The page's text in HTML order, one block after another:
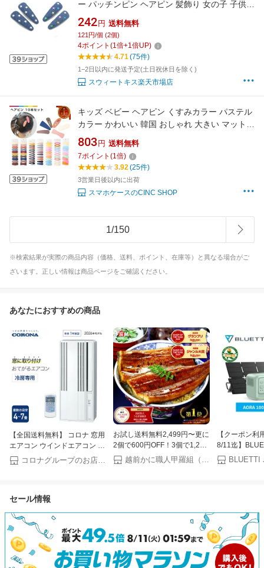
ー パッチンピン ヘアピン 髪飾り 女の子 子供
キッズ 幼稚園 小学生 通園 通学 お出かけ かわ
いい KHCP SEO 全品 送料無料 実施中
242 円 送料無料
121円/個 (2個)
4ポイント (1倍+1倍UP)
4.71(75件)
1−2日以内に発送予定(土日祝休日を除く)
スウィートキス楽天市場店
キッズ ベビー ヘアピン くすみカラー パステル
カラー かわいい 韓国 おしゃれ 大きい マット
ぱっちん留め パッチン 子供用 子ども ピン レデ
ィース ジュニア
803 円 送料無料
7ポイント (1倍)
3.92(25件)
3営業日後以内に出荷
スマホケースのCINC SHOP
1/150
※検索結果が実際の商品内容（価格、送料、ポイント、在庫等）と異なる場合がご
ざいます。正しい情報は商品ページをご確認ください。
あなたにおすすめの商品
【全国送料無料】 コロナ 窓用
エアコン ウインドエアコン 冷
房専用 4〜7畳 Relala リララ
シェルホワイト CW-1626R 窓
コロナグループのお店 COCOCO
お試し送料無料2,499円〜更に
2個で600円OFF！3個で1,200
円OFF！4個で2,000円OFF！
楽天グルメ大賞受賞！楽天1位
越前かに職人甲羅組（DENSHOKU）
【クーポン利
8/11迄】
電源 ソーラー
AORA 100
防災 停電 台
泊 非常用電源
セール情報